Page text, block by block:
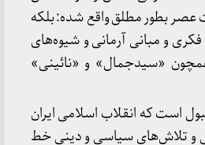
بطور مطلق واقع شده: بلکه
و مبانی آرمانی و شیوه‌های
«سیدجمال» و «نائینی»
است که انقلاب اسلامی ایران
و تلاش‌های سیاسی و دینی خط